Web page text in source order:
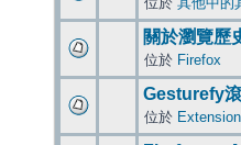
關於瀏覽歷
位於 Firefox
Gesturefy
位於